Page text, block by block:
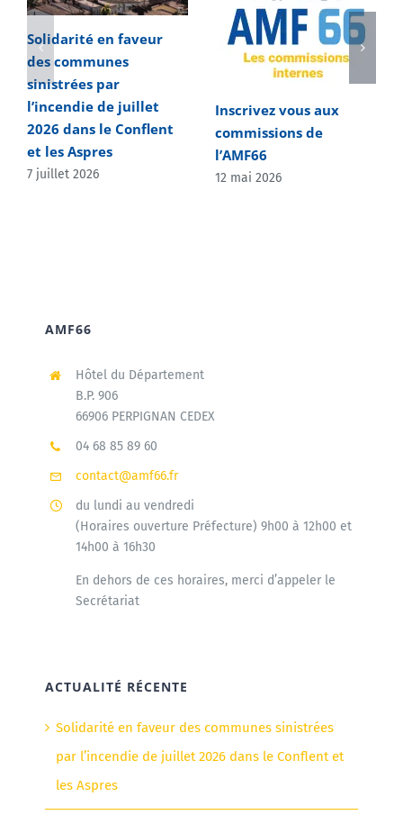
Solidarité en faveur
des communes
sinistrées par
l’incendie de juillet
2026 dans le Conflent
et les Aspres
7 juillet 2026
Inscrivez vous aux
commissions de
l’AMF66
12 mai 2026
AMF66
Hôtel du Département
B.P. 906
66906 PERPIGNAN CEDEX
04 68 85 89 60
contact@amf66.fr
du lundi au vendredi
(Horaires ouverture Préfecture) 9h00 à 12h00 et
14h00 à 16h30
En dehors de ces horaires, merci d’appeler le
Secrétariat
ACTUALITÉ RÉCENTE
Solidarité en faveur des communes sinistrées
par l’incendie de juillet 2026 dans le Conflent et
les Aspres